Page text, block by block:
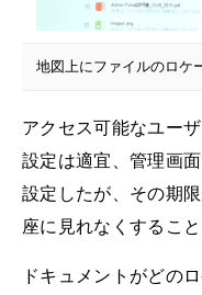
地図上にファイルのロケ
アクセス可能なユー
設定は適宜、管理画
設定したが、その期
座に見れなくするこ
ドキュメントがどの